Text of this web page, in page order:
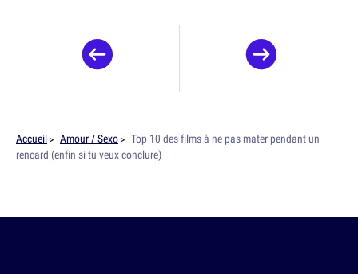
Accueil Amour / Sexo
Top 10 des films à ne pas mater pendant un
rencard (enfin si tu veux conclure)